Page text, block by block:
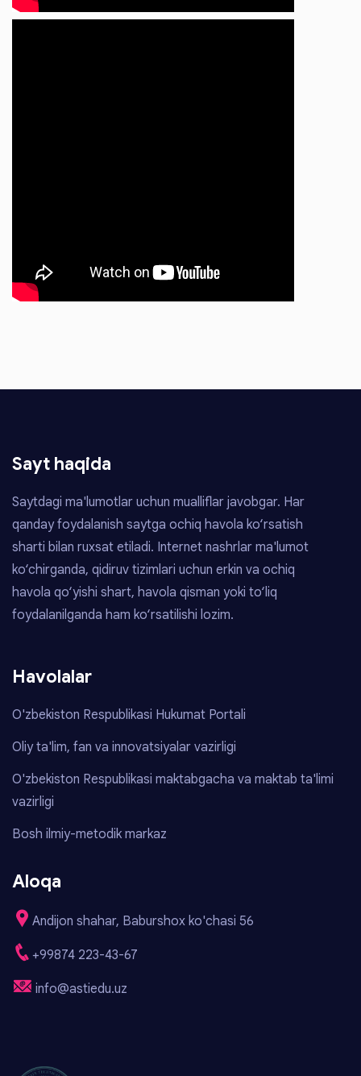
Sayt haqida
Saytdagi ma'lumotlar uchun mualliflar javobgar. Har
qanday foydalanish saytga ochiq havola ko‘rsatish
sharti bilan ruxsat etiladi. Internet nashrlar ma'lumot
ko‘chirganda, qidiruv tizimlari uchun erkin va ochiq
havola qo‘yishi shart, havola qisman yoki to‘liq
foydalanilganda ham ko‘rsatilishi lozim.
Havolalar
O'zbekiston Respublikasi Hukumat Portali
Oliy ta'lim, fan va innovatsiyalar vazirligi
O'zbekiston Respublikasi maktabgacha va maktab ta'limi
vazirligi
Bosh ilmiy-metodik markaz
Aloqa
Andijon shahar, Baburshox ko'chasi 56
+99874 223-43-67
info@astiedu.uz